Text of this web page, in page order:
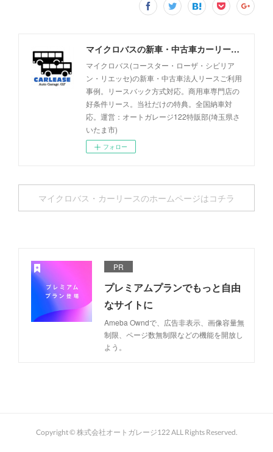
マイクロバスの新車・中古車カーリース事例 - オートガレージ122
マイクロバス(コースター・ローザ・シビリア
ン・リエッセ)の新車・中古車法人リースご利用
事例。リースバック方式対応。商用車専門店の
好条件リース。当社だけの特典。全国納車対
応。運営：オートガレージ122特販部(埼玉県さ
いたま市)
フォロー
マイクロバス・カーリースのホームページはコチラ
PR
プレミアムプランでもっと自由
なサイトに
Ameba Owndで、広告非表示、画像容量無
制限、ページ数無制限などの機能を開放し
よう。
Copyright © 株式会社オートガレージ122 ALL Rights Reserved.